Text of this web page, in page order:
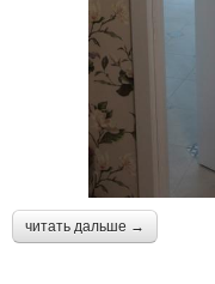
читать дальше →